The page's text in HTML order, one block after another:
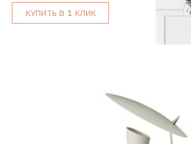
КУПИТЬ В 1 КЛИК